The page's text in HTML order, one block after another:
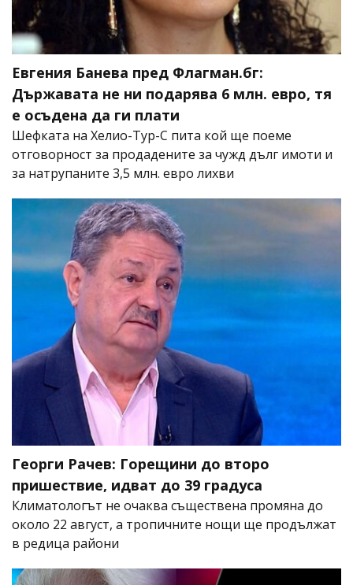
Евгения Банева пред Флагман.бг:
Държавата не ни подарява 6 млн. евро, тя
е осъдена да ги плати
Шефката на Хелио-Тур-С пита кой ще поеме
отговорност за продадените за чужд дълг имоти и
за натрупаните 3,5 млн. евро лихви
Георги Рачев: Горещини до второ
пришествие, идват до 39 градуса
Климатологът не очаква съществена промяна до
около 22 август, а тропичните нощи ще продължат
в редица райони